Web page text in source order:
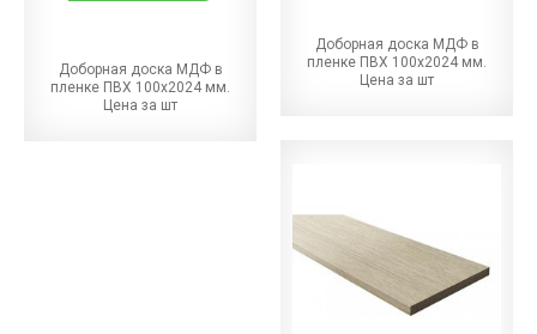
Доборная доска МДФ в
пленке ПВХ 100х2024 мм.
Цена за шт
Доборная доска МДФ в
пленке ПВХ 100х2024 мм.
Цена за шт